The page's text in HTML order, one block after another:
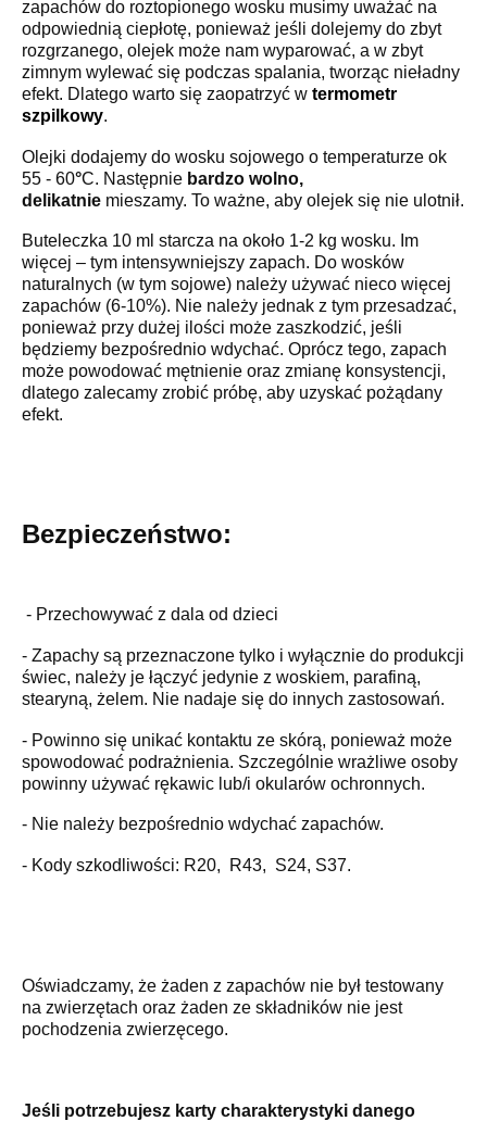
zapachów do roztopionego wosku musimy uważać na
odpowiednią ciepłotę, ponieważ jeśli dolejemy do zbyt
rozgrzanego, olejek może nam wyparować, a w zbyt
zimnym wylewać się podczas spalania, tworząc nieładny
efekt. Dlatego warto się zaopatrzyć w termometr
szpilkowy.
Olejki dodajemy do wosku sojowego o temperaturze ok
55 - 60°C. Następnie bardzo wolno,
delikatnie mieszamy. To ważne, aby olejek się nie ulotnił.
Buteleczka 10 ml starcza na około 1-2 kg wosku. Im
więcej – tym intensywniejszy zapach. Do wosków
naturalnych (w tym sojowe) należy używać nieco więcej
zapachów (6-10%). Nie należy jednak z tym przesadzać,
ponieważ przy dużej ilości może zaszkodzić, jeśli
będziemy bezpośrednio wdychać. Oprócz tego, zapach
może powodować mętnienie oraz zmianę konsystencji,
dlatego zalecamy zrobić próbę, aby uzyskać pożądany
efekt.
Bezpieczeństwo:
- Przechowywać z dala od dzieci
- Zapachy są przeznaczone tylko i wyłącznie do produkcji
świec, należy je łączyć jedynie z woskiem, parafiną,
stearyną, żelem. Nie nadaje się do innych zastosowań.
- Powinno się unikać kontaktu ze skórą, ponieważ może
spowodować podrażnienia. Szczególnie wrażliwe osoby
powinny używać rękawic lub/i okularów ochronnych.
- Nie należy bezpośrednio wdychać zapachów.
- Kody szkodliwości: R20, R43, S24, S37.
Oświadczamy, że żaden z zapachów nie był testowany
na zwierzętach oraz żaden ze składników nie jest
pochodzenia zwierzęcego.
Jeśli potrzebujesz karty charakterystyki danego